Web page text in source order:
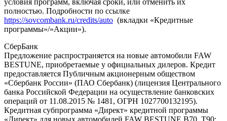
полностью. Подробности по ссылке
https://sovcombank.ru/credits/auto (вкладки «Кредитные
программы»/»Акции»).
СберБанк
Предложение распространяется на новые автомобили FAW
BESTUNE, приобретаемые у официальных дилеров. Кредит
предоставляется Публичным акционерным обществом
«Сбербанк России» (ПАО Сбербанк) (лицензия Центрального
банка Российской Федерации на осуществление банковских
операций от 11.08.2015 № 1481, ОГРН 1027700132195).
Кредитная субпрограмма «Директ» кредитной программы
«Директ» для новых автомобилей FAW BESTUNE B70, T90: